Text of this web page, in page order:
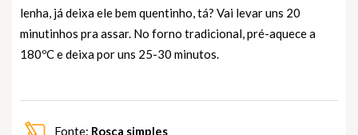
lenha, já deixa ele bem quentinho, tá? Vai levar uns 20
minutinhos pra assar. No forno tradicional, pré-aquece a
180ºC e deixa por uns 25-30 minutos.
Fonte: Rosca simples